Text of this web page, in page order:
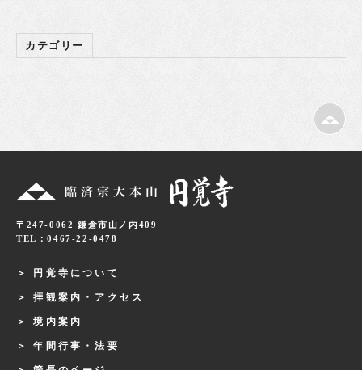
カテゴリー
〒247-0062 鎌倉市山ノ内409
TEL：0467-22-0478
円覚寺について
拝観案内・アクセス
境内案内
年間行事・法要